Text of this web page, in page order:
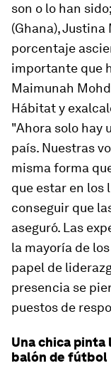
son o lo han
(Ghana), Justina
porcentaje
importante que
Maimunah
Hábitat y
"Ahora solo hay
país. Nuestras
misma forma
que estar en los
conseguir que
aseguró. Las
la mayoría de
papel de
presencia se
puestos de
Una chica pinta
balón de fútbol